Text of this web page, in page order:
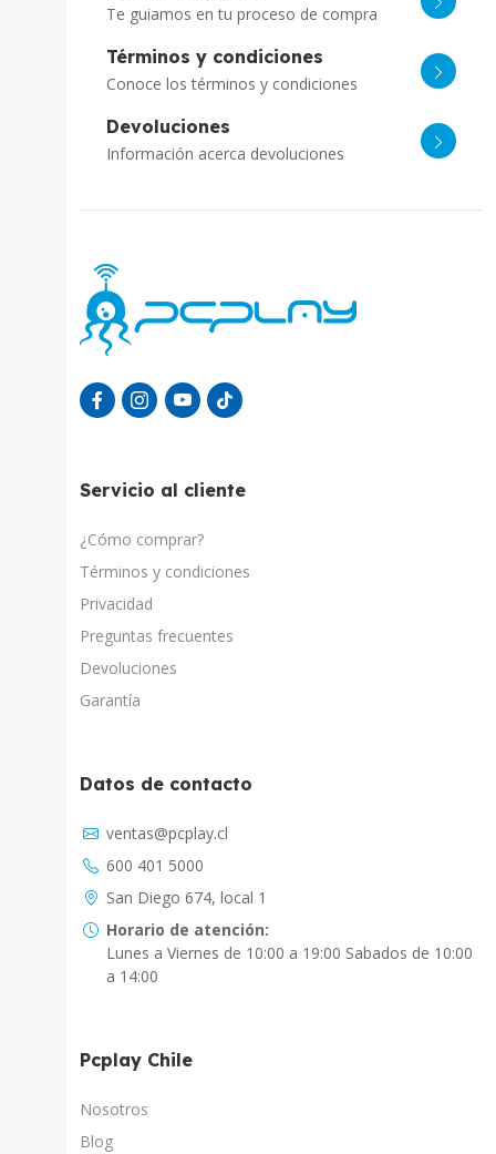
Te guiamos en tu proceso de compra
Términos y condiciones
Conoce los términos y condiciones
Devoluciones
Información acerca devoluciones
Servicio al cliente
¿Cómo comprar?
Términos y condiciones
Privacidad
Preguntas frecuentes
Devoluciones
Garantía
Datos de contacto
ventas@pcplay.cl
600 401 5000
San Diego 674, local 1
Horario de atención:
Lunes a Viernes de 10:00 a 19:00 Sabados de 10:00
a 14:00
Pcplay Chile
Nosotros
Blog
Chat con IA
PcPlay Santiago / Web
Hola soy Freddy, en que puedo ayudarte...
PcPlay Santiago / Tienda
PCPlay Osorno